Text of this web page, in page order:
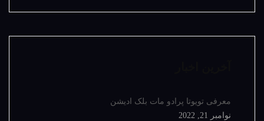
معرفی تویوتا پرادو مات بلک ادیشن
نوامبر 21, 2022